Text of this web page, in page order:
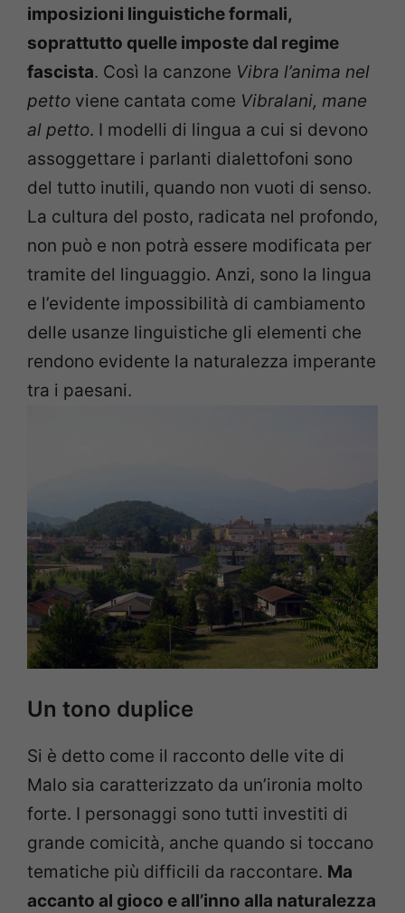
imposizioni linguistiche formali,
soprattutto quelle imposte dal regime
fascista. Così la canzone Vibra l’anima nel
petto viene cantata come Vibralani, mane
al petto. I modelli di lingua a cui si devono
assoggettare i parlanti dialettofoni sono
del tutto inutili, quando non vuoti di senso.
La cultura del posto, radicata nel profondo,
non può e non potrà essere modificata per
tramite del linguaggio. Anzi, sono la lingua
e l’evidente impossibilità di cambiamento
delle usanze linguistiche gli elementi che
rendono evidente la naturalezza imperante
tra i paesani.
Un tono duplice
Si è detto come il racconto delle vite di
Malo sia caratterizzato da un’ironia molto
forte. I personaggi sono tutti investiti di
grande comicità, anche quando si toccano
tematiche più difficili da raccontare. Ma
accanto al gioco e all’inno alla naturalezza